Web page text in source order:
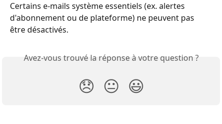
Certains e-mails système essentiels (ex. alertes
d'abonnement ou de plateforme) ne peuvent pas
être désactivés.
Avez-vous trouvé la réponse à votre question ?
😞 😐 😃